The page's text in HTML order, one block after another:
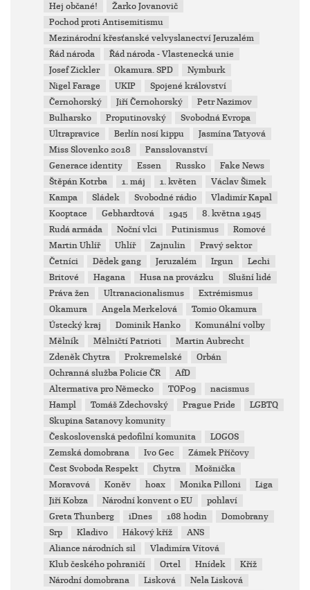
Hej občané!
Žarko Jovanovič
Pochod proti Antisemitismu
Mezinárodní křesťanské velvyslanectví Jeruzalém
Řád národa
Řád národa - Vlastenecká unie
Josef Zickler
Okamura. SPD
Nymburk
Nigel Farage
UKIP
Spojené království
Černohorský
Jiří Černohorský
Petr Nazimov
Bulharsko
Proputinovský
Svobodná Evropa
Ultrapravice
Berlín nosí kippu
Jasmína Tatyová
Miss Slovenko 2018
Pansslovanství
Generace identity
Essen Russko
Fake News
Štěpán Kotrba
1. máj 1. květen
Václav Šimek
Kampa
Sládek Svobodné rádio
Vladimír Kapal
Kooptace
Gebhardtová 1945
8. května 1945
Rudá armáda
Noční vlci Putinismus
Romové
Martin Uhlíř
Uhlíř Zajnulin
Pravý sektor
Četníci
Dědek gang Jeruzalém Irgun
Lechi
Britové
Hagana Husa na provázku
Slušní lidé
Práva žen
Ultranacionalismus
Extrémismus
Okamura
Angela Merkelová
Tomio Okamura
Ústecký kraj
Dominik Hanko
Komunální volby
Mělník
Mělničtí Patrioti
Martin Aubrecht
Zdeněk Chytra
Prokremelské
Orbán
Ochranná služba Policie ČR
AfD
Altermativa pro Německo
TOP09
nacismus
Hampl
Tomáš Zdechovský Prague Pride
LGBTQ
Skupina Satanovy komunity
Československá pedofilní komunita
LOGOS
Zemská domobrana
Ivo Gec
Zámek Příčovy
Čest Svoboda Respekt
Chytra
Mošnička
Moravová
Koněv hoax Monika Pilloni
Liga
Jiří Kobza
Národní konvent o EU
pohlaví
Greta Thunberg
iDnes 168 hodin
Domobrany
Srp
Kladivo Hákový kříž
ANS
Aliance národních sil
Vladimíra Vítová
Klub českého pohraničí
Ortel Hnídek
Kříž
Národní domobrana
Lisková
Nela Lisková